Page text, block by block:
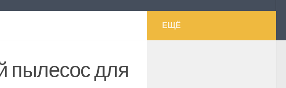
пылесос для
ЕЩЁ